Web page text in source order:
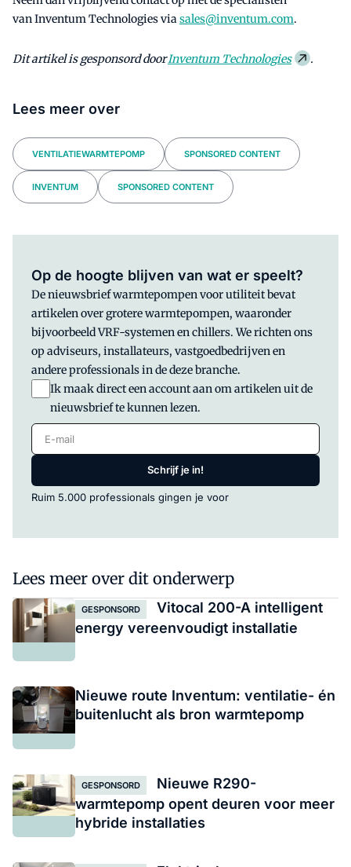
van Inventum Technologies viasales@inventum.com.
Dit artikel is gesponsord doorInventum Technologies .
Lees meer over
VENTILATIEWARMTEPOMP SPONSORED CONTENT
INVENTUM SPONSORED CONTENT
Op de hoogte blijven van wat er speelt?
De nieuwsbrief warmtepompen voor utiliteit bevat
artikelen over grotere warmtepompen, waaronder
bijvoorbeeld VRF-systemen en chillers. We richten ons
op adviseurs, installateurs, vastgoedbedrijven en
andere professionals in de deze branche.
Ik maak direct een account aan om artikelen uit de
nieuwsbrief te kunnen lezen.
E-mail
Schrijf je in!
Ruim 5.000 professionals gingen je voor
Lees meer over dit onderwerp
GESPONSORD
Vitocal 200-A intelligent
energy vereenvoudigt installatie
Nieuwe route Inventum: ventilatie- én
buitenlucht als bron warmtepomp
GESPONSORD
Nieuwe R290-
warmtepomp opent deuren voor meer
hybride installaties